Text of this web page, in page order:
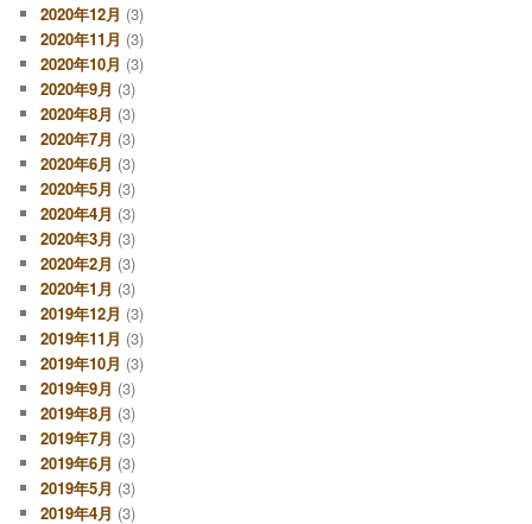
2020年12月 (3)
2020年11月 (3)
2020年10月 (3)
2020年9月 (3)
2020年8月 (3)
2020年7月 (3)
2020年6月 (3)
2020年5月 (3)
2020年4月 (3)
2020年3月 (3)
2020年2月 (3)
2020年1月 (3)
2019年12月 (3)
2019年11月 (3)
2019年10月 (3)
2019年9月 (3)
2019年8月 (3)
2019年7月 (3)
2019年6月 (3)
2019年5月 (3)
2019年4月 (3)